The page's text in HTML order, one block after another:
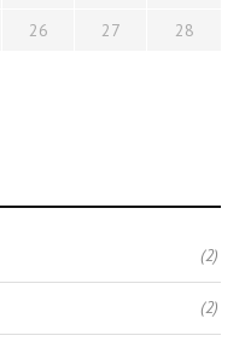
26 27
28
(2)
(2)